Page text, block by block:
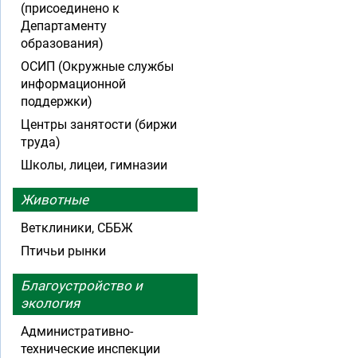
(присоединено к
Департаменту
образования)
ОСИП (Окружные службы
информационной
поддержки)
Центры занятости (биржи
труда)
Школы, лицеи, гимназии
Животные
Ветклиники, СББЖ
Птичьи рынки
Благоустройство и
экология
Административно-
технические инспекции